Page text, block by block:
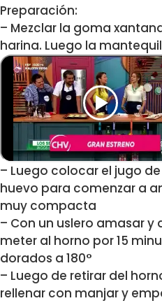
Preparación:
– Mezclar la goma
harina. Luego la
– Luego colocar el jugo
huevo para comenzar a
muy compacta
– Con un uslero amasar
meter al horno por 15
dorados a 180°
– Luego de retirar del
rellenar con manjar y